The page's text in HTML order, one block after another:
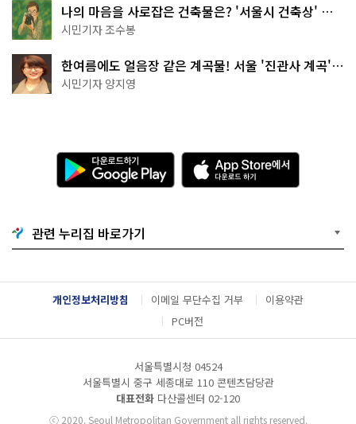
나의 마음을 사로잡은 건축물은? '서울시 건축상' 수
상작 공개!
시민기자 조수봉
한여름에도 얼음장 같은 계곡물! 서울 '진관사 계곡'이
천국이네~
시민기자 양지영
다
운
로
기
G
o
g
l
e
A
p
p
e
서
다
운
관련 누리집 바로가기
개인정보처리방침 이메일 무단수집 거부
이용약관
PC버전
서울특별시청 04524
서울특별시 중구 세종대로 110 콘텐츠담당관
대표전화 다산콜센터 02-120
ⓒ2020. Seoul Metropolitan Government all rights reserved.